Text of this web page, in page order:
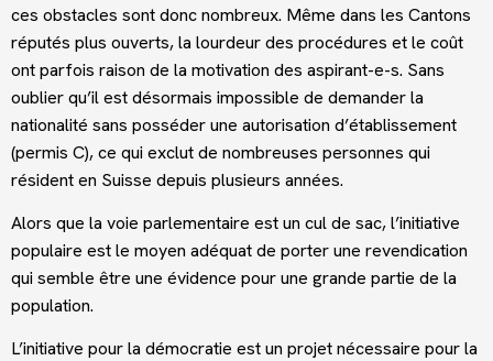
ces obstacles sont donc nombreux. Même dans les Cantons
réputés plus ouverts, la lourdeur des procédures et le coût
ont parfois raison de la motivation des aspirant-e-s. Sans
oublier qu’il est désormais impossible de demander la
nationalité sans posséder une autorisation d’établissement
(permis C), ce qui exclut de nombreuses personnes qui
résident en Suisse depuis plusieurs années.
Alors que la voie parlementaire est un cul de sac, l’initiative
populaire est le moyen adéquat de porter une revendication
qui semble être une évidence pour une grande partie de la
population.
L’initiative pour la démocratie est un projet nécessaire pour la